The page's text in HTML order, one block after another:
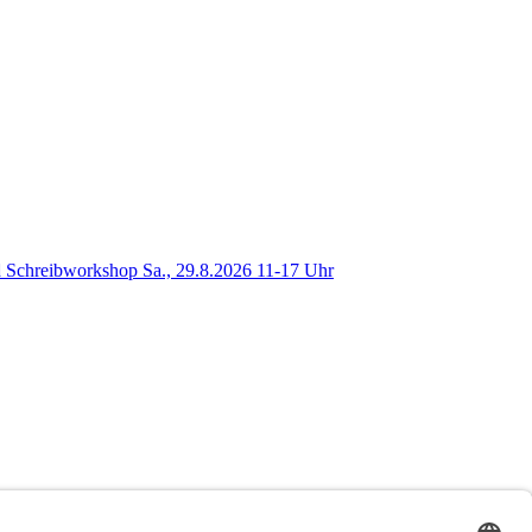
Sa., 29.8.2026 11-17 Uhr